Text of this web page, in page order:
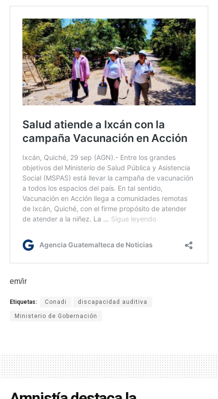
em/ir
Etiquetas: Conadi discapacidad auditiva
Ministerio de Gobernación